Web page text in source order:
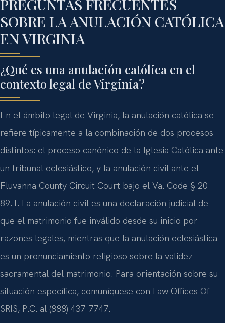
PREGUNTAS FRECUENTES
SOBRE LA ANULACIÓN CATÓLICA
EN VIRGINIA
¿Qué es una anulación católica en el
contexto legal de Virginia?
En el ámbito legal de Virginia, la anulación católica se
refiere típicamente a la combinación de dos procesos
distintos: el proceso canónico de la Iglesia Católica ante
un tribunal eclesiástico, y la anulación civil ante el
Fluvanna County Circuit Court bajo el Va. Code § 20-
89.1. La anulación civil es una declaración judicial de
que el matrimonio fue inválido desde su inicio por
razones legales, mientras que la anulación eclesiástica
es un pronunciamiento religioso sobre la validez
sacramental del matrimonio. Para orientación sobre su
situación específica, comuníquese con Law Offices Of
SRIS, P.C. al (888) 437-7747.